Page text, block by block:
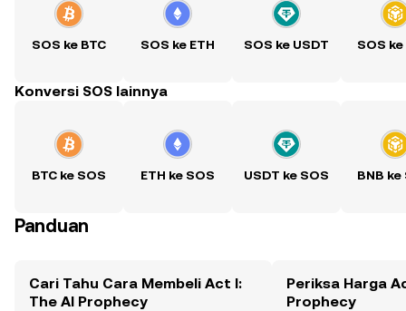
SOS ke BTC SOS ke ETH SOS ke USDT SOS ke
Konversi SOS lainnya
BTC ke SOS ETH ke SOS USDT ke SOS BNB ke
Panduan
Cari Tahu Cara Membeli Act I:
The AI Prophecy
Periksa Harga
Prophecy